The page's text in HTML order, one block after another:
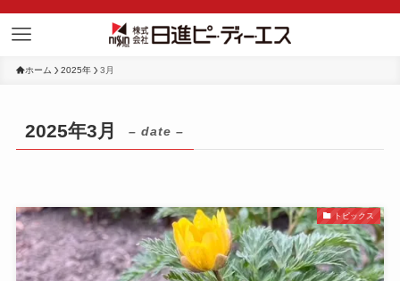
ホーム 2025年 3月
2025年3月 – date –
トピックス